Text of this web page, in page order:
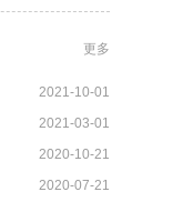
更多
2021-10-01
2021-03-01
2020-10-21
2020-07-21